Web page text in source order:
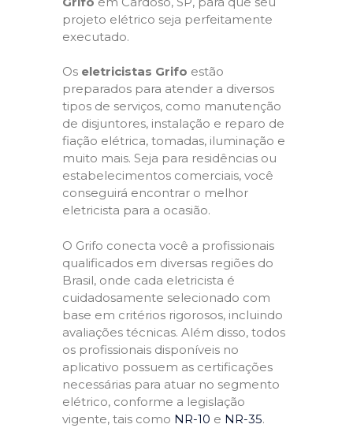
projeto elétrico seja perfeitamente
executado.
Os eletricistas Grifo estão
preparados para atender a diversos
tipos de serviços, como manutenção
de disjuntores, instalação e reparo de
fiação elétrica, tomadas, iluminação e
muito mais. Seja para residências ou
estabelecimentos comerciais, você
conseguirá encontrar o melhor
eletricista para a ocasião.
O Grifo conecta você a profissionais
qualificados em diversas regiões do
Brasil, onde cada eletricista é
cuidadosamente selecionado com
base em critérios rigorosos, incluindo
avaliações técnicas. Além disso, todos
os profissionais disponíveis no
aplicativo possuem as certificações
necessárias para atuar no segmento
elétrico, conforme a legislação
vigente, tais como NR-10 e NR-35.